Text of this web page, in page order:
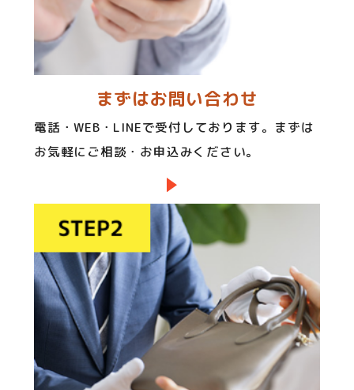
まずはお問い合わせ
電話・WEB・LINEで受付しております。まずは
お気軽にご相談・お申込みください。